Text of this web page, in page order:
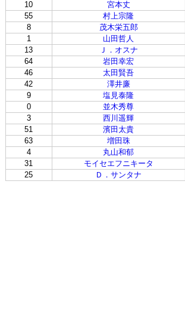
10
宮本丈
55
村上宗隆
8
茂木栄五郎
1
山田哲人
13
Ｊ．オスナ
64
岩田幸宏
46
太田賢吾
42
澤井廉
9
塩見泰隆
0
並木秀尊
3
西川遥輝
51
濱田太貴
63
増田珠
4
丸山和郁
31
モイセエフニキータ
25
Ｄ．サンタナ